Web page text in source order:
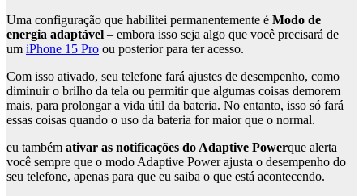
Uma configuração que habilitei permanentemente é Modo de
energia adaptável – embora isso seja algo que você precisará de
um iPhone 15 Pro ou posterior para ter acesso.
Com isso ativado, seu telefone fará ajustes de desempenho, como
diminuir o brilho da tela ou permitir que algumas coisas demorem
mais, para prolongar a vida útil da bateria. No entanto, isso só fará
essas coisas quando o uso da bateria for maior que o normal.
eu também ativar as notificações do Adaptive Powerque alerta
você sempre que o modo Adaptive Power ajusta o desempenho do
seu telefone, apenas para que eu saiba o que está acontecendo.